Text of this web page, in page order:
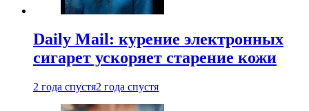
Daily Mail: курение электронных
сигарет ускоряет старение кожи
2 года спустя2 года спустя